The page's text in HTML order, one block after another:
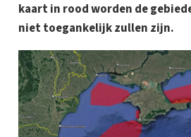
kaart in rood worden de
niet toegankelijk zullen zijn.